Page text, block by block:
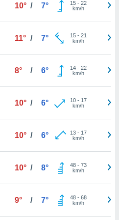
10° / 7° 15- 22
km/h
11° / 7° 15- 21
km/h
8° / 6° 14- 22
km/h
10° / 6° 10- 17
km/h
10° / 6° 13- 17
km/h
10° / 8° 48- 73
km/h
9° / 7° 48- 68
km/h